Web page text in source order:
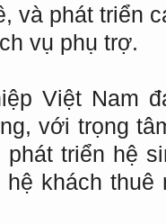
và phát triển
vụ phụ trợ.
Việt Nam
với trọng
phát triển hệ
khách